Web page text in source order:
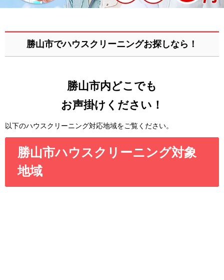
勝山市でハウスクリーニングお探しなら！
勝山市内どこでも
お声掛けください！
以下のハウスクリーニング対応地域をご覧ください。
勝山市ハウスクリーニング対象
地域